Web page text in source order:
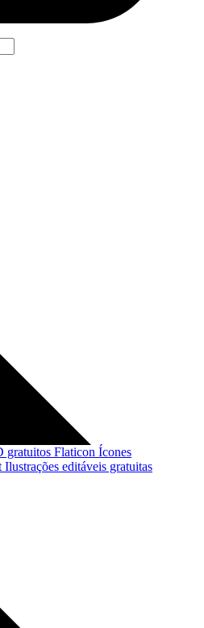
gratuitos Flaticon Ícones
Ilustrações editáveis gratuitas